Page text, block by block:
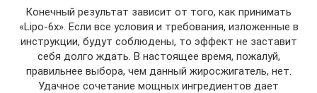
Конечный результат зависит от того, как принимать
«Lipo-6x». Если все условия и требования, изложенные в
инструкции, будут соблюдены, то эффект не заставит
себя долго ждать. В настоящее время, пожалуй,
правильнее выбора, чем данный жиросжигатель, нет.
Удачное сочетание мощных ингредиентов дает